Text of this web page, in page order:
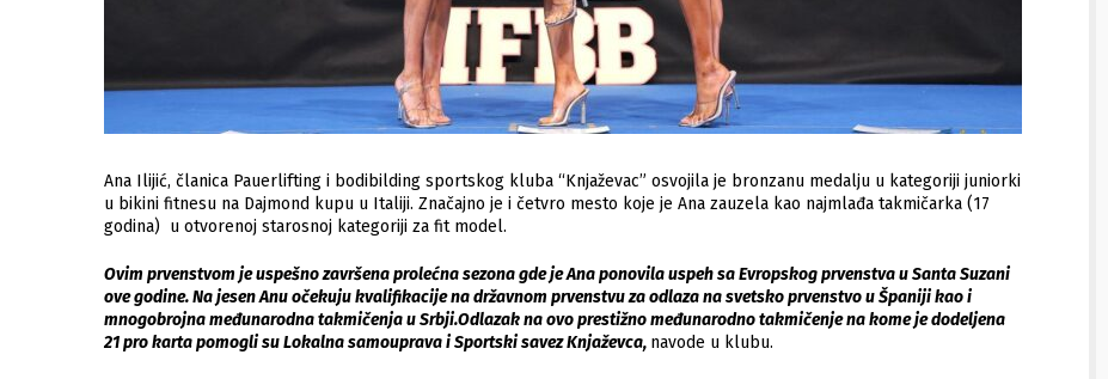
Ana Ilijić, članica Pauerlifting i bodibilding sportskog kluba “Knjaževac” osvojila je bronzanu medalju u kategoriji juniorki
u bikini fitnesu na Dajmond kupu u Italiji. Značajno je i četvro mesto koje je Ana zauzela kao najmlađa takmičarka (17
godina) u otvorenoj starosnoj kategoriji za fit model.
Ovim prvenstvom je uspešno završena prolećna sezona gde je Ana ponovila uspeh sa Evropskog prvenstva u Santa Suzani
ove godine. Na jesen Anu očekuju kvalifikacije na državnom prvenstvu za odlaza na svetsko prvenstvo u Španiji kao i
mnogobrojna međunarodna takmičenja u Srbji.Odlazak na ovo prestižno međunarodno takmičenje na kome je dodeljena
21 pro karta pomogli su Lokalna samouprava i Sportski savez Knjaževca, navode u klubu.